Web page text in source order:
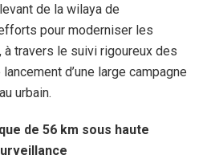
de la wilaya de
pour moderniser les
travers le suivi rigoureux des
d’une large campagne
urbain.
de 56 km sous haute